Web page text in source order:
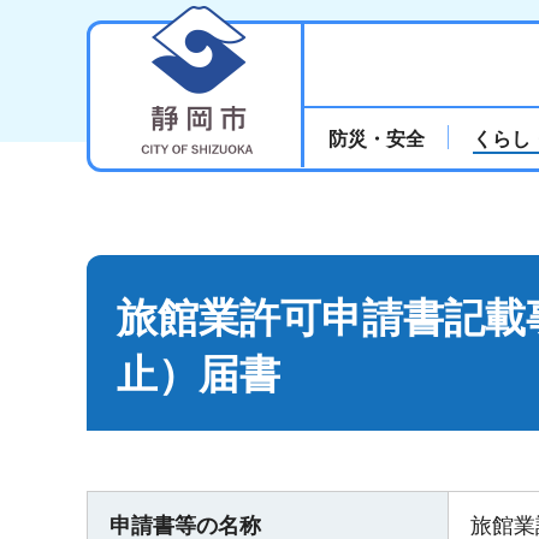
防災・安全 くらし
旅館業許可申請書記
止）届書
申請書等の名称 旅館